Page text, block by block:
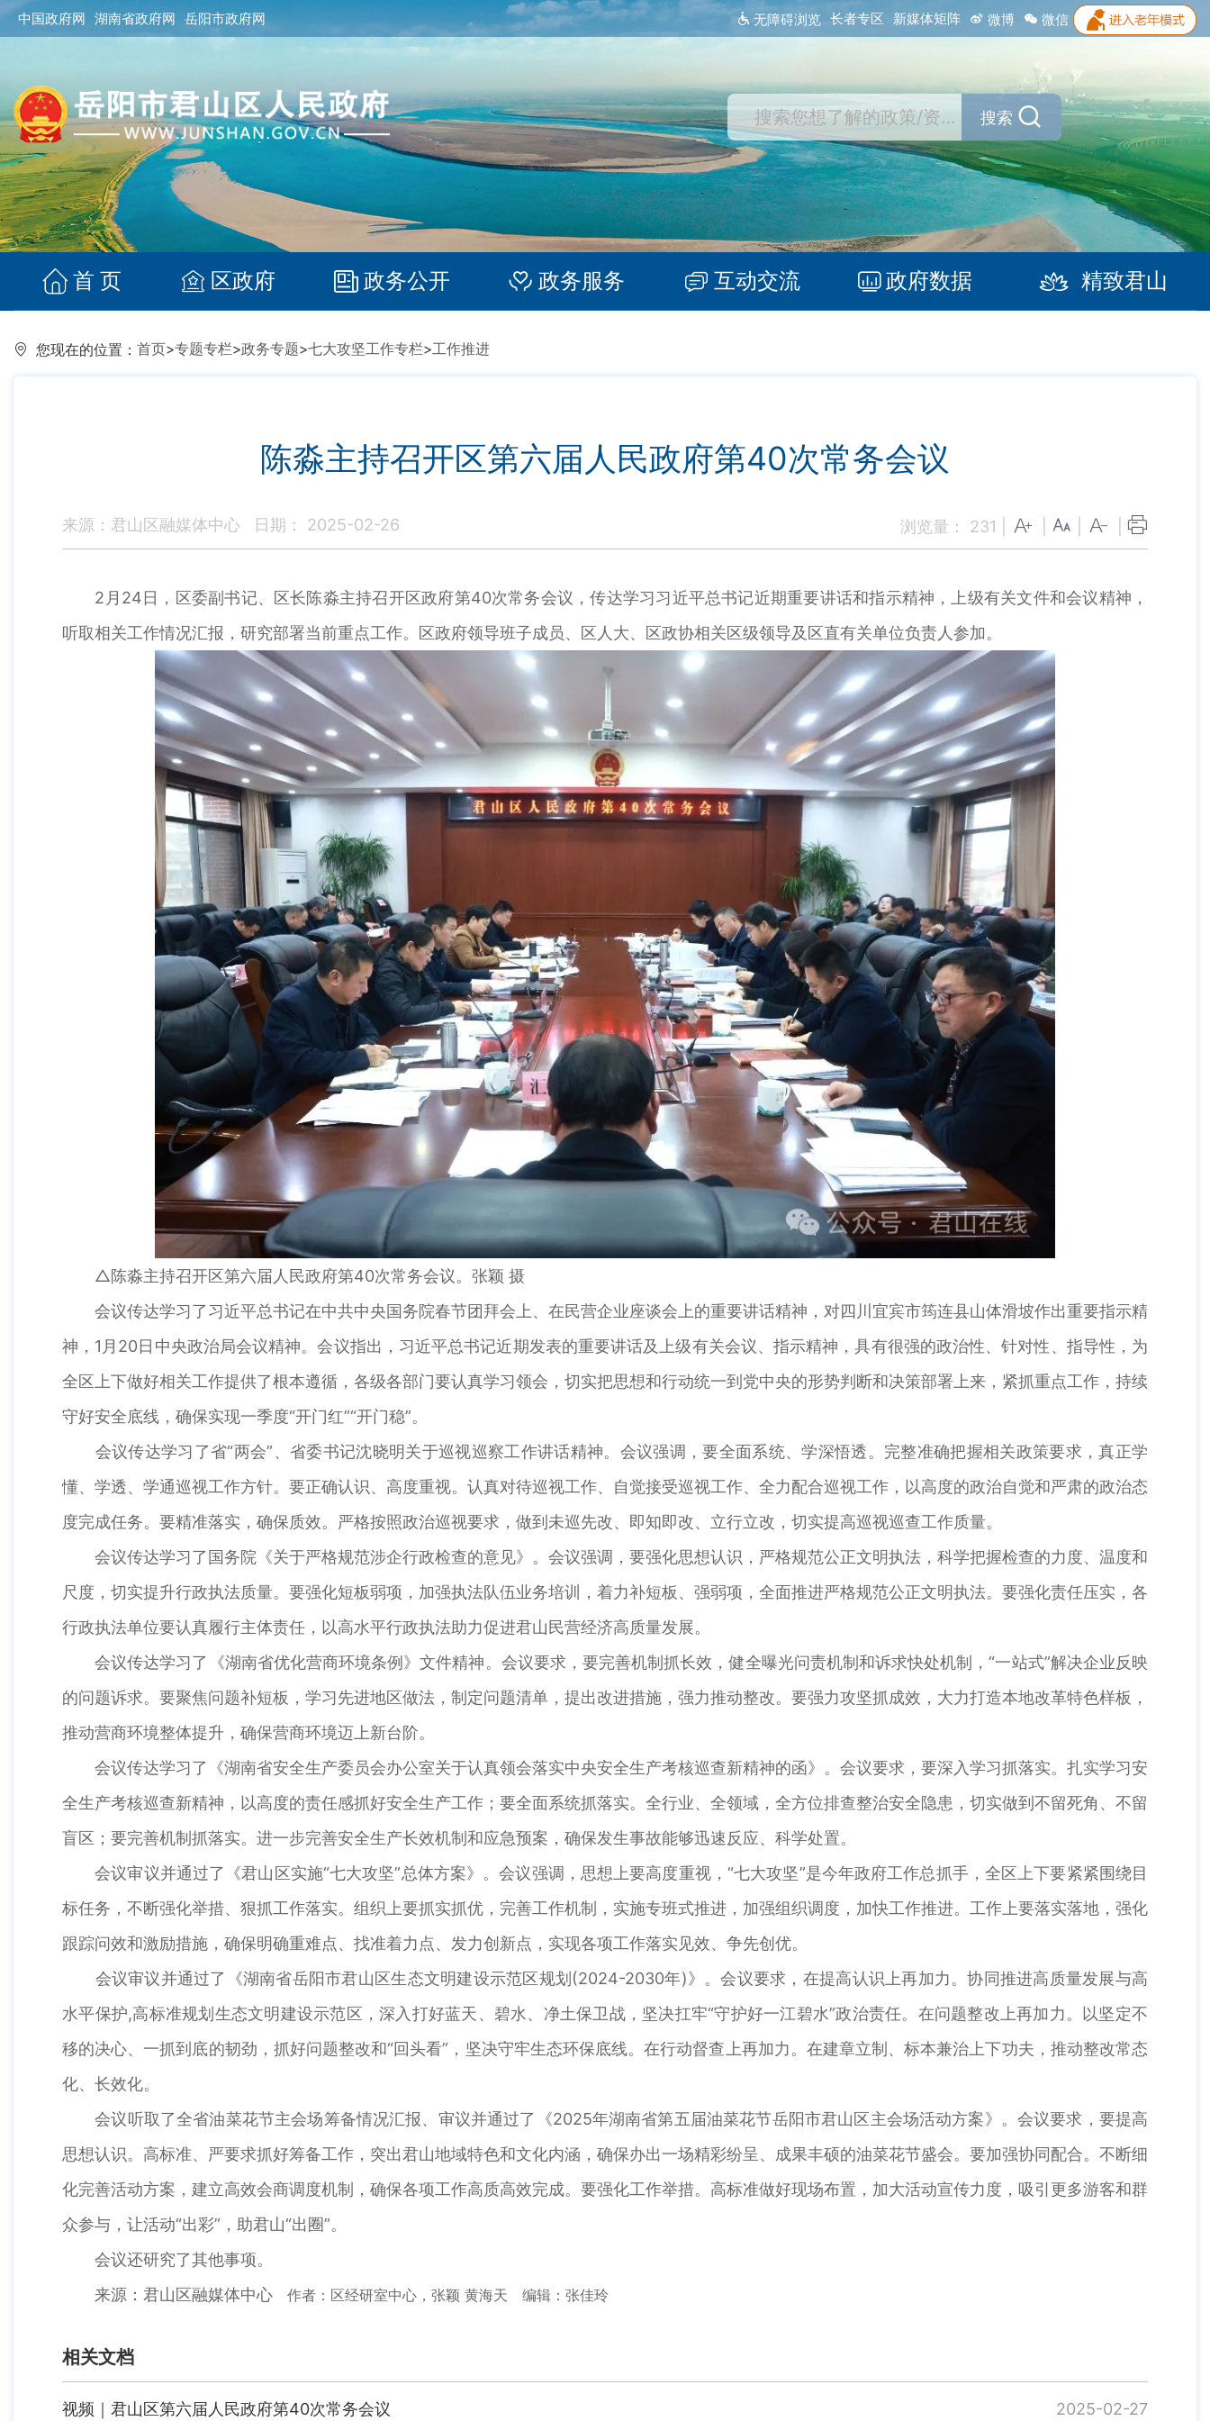
中国政府网 湖南省政府网 岳阳市政府网 无障碍浏览 长者专区 新媒体矩阵 微博 微信
搜索
首 页 区政府 政务公开 政务服务 互动交流 政府数据 精致君山
您现在的位置： 首页>专题专栏>政务专题>七大攻坚工作专栏>工作推进
陈淼主持召开区第六届人民政府第40次常务会议
来源：君山区融媒体中心 日期： 2025-02-26 浏览量： 231
2月24日，区委副书记、区长陈淼主持召开区政府第40次常务会议，传达学习习近平总书记近期重要讲话和指示精神，上级有关文件和会议精神，
听取相关工作情况汇报，研究部署当前重点工作。区政府领导班子成员、区人大、区政协相关区级领导及区直有关单位负责人参加。
△陈淼主持召开区第六届人民政府第40次常务会议。张颖 摄
会议传达学习了习近平总书记在中共中央国务院春节团拜会上、在民营企业座谈会上的重要讲话精神，对四川宜宾市筠连县山体滑坡作出重要指示精
神，1月20日中央政治局会议精神。会议指出，习近平总书记近期发表的重要讲话及上级有关会议、指示精神，具有很强的政治性、针对性、指导性，为
全区上下做好相关工作提供了根本遵循，各级各部门要认真学习领会，切实把思想和行动统一到党中央的形势判断和决策部署上来，紧抓重点工作，持续
守好安全底线，确保实现一季度“开门红”“开门稳”。
会议传达学习了省“两会”、省委书记沈晓明关于巡视巡察工作讲话精神。会议强调，要全面系统、学深悟透。完整准确把握相关政策要求，真正学
懂、学透、学通巡视工作方针。要正确认识、高度重视。认真对待巡视工作、自觉接受巡视工作、全力配合巡视工作，以高度的政治自觉和严肃的政治态
度完成任务。要精准落实，确保质效。严格按照政治巡视要求，做到未巡先改、即知即改、立行立改，切实提高巡视巡查工作质量。
会议传达学习了国务院《关于严格规范涉企行政检查的意见》。会议强调，要强化思想认识，严格规范公正文明执法，科学把握检查的力度、温度和
尺度，切实提升行政执法质量。要强化短板弱项，加强执法队伍业务培训，着力补短板、强弱项，全面推进严格规范公正文明执法。要强化责任压实，各
行政执法单位要认真履行主体责任，以高水平行政执法助力促进君山民营经济高质量发展。
会议传达学习了《湖南省优化营商环境条例》文件精神。会议要求，要完善机制抓长效，健全曝光问责机制和诉求快处机制，“一站式”解决企业反映
的问题诉求。要聚焦问题补短板，学习先进地区做法，制定问题清单，提出改进措施，强力推动整改。要强力攻坚抓成效，大力打造本地改革特色样板，
推动营商环境整体提升，确保营商环境迈上新台阶。
会议传达学习了《湖南省安全生产委员会办公室关于认真领会落实中央安全生产考核巡查新精神的函》。会议要求，要深入学习抓落实。扎实学习安
全生产考核巡查新精神，以高度的责任感抓好安全生产工作；要全面系统抓落实。全行业、全领域，全方位排查整治安全隐患，切实做到不留死角、不留
盲区；要完善机制抓落实。进一步完善安全生产长效机制和应急预案，确保发生事故能够迅速反应、科学处置。
会议审议并通过了《君山区实施“七大攻坚”总体方案》。会议强调，思想上要高度重视，“七大攻坚”是今年政府工作总抓手，全区上下要紧紧围绕目
标任务，不断强化举措、狠抓工作落实。组织上要抓实抓优，完善工作机制，实施专班式推进，加强组织调度，加快工作推进。工作上要落实落地，强化
跟踪问效和激励措施，确保明确重难点、找准着力点、发力创新点，实现各项工作落实见效、争先创优。
会议审议并通过了《湖南省岳阳市君山区生态文明建设示范区规划(2024-2030年)》。会议要求，在提高认识上再加力。协同推进高质量发展与高
水平保护,高标准规划生态文明建设示范区，深入打好蓝天、碧水、净土保卫战，坚决扛牢“守护好一江碧水”政治责任。在问题整改上再加力。以坚定不
移的决心、一抓到底的韧劲，抓好问题整改和“回头看”，坚决守牢生态环保底线。在行动督查上再加力。在建章立制、标本兼治上下功夫，推动整改常态
化、长效化。
会议听取了全省油菜花节主会场筹备情况汇报、审议并通过了《2025年湖南省第五届油菜花节岳阳市君山区主会场活动方案》。会议要求，要提高
思想认识。高标准、严要求抓好筹备工作，突出君山地域特色和文化内涵，确保办出一场精彩纷呈、成果丰硕的油菜花节盛会。要加强协同配合。不断细
化完善活动方案，建立高效会商调度机制，确保各项工作高质高效完成。要强化工作举措。高标准做好现场布置，加大活动宣传力度，吸引更多游客和群
众参与，让活动“出彩”，助君山“出圈”。
会议还研究了其他事项。
来源：君山区融媒体中心
作者：区经研室中心，张颖 黄海天 编辑：张佳玲
相关文档
视频｜君山区第六届人民政府第40次常务会议 2025-02-27